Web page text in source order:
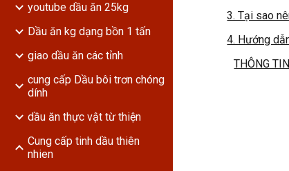
youtube dầu ăn 25kg
Dầu ăn kg dạng bồn 1 tấn
giao dầu ăn các tỉnh
cung cấp Dầu bôi trơn chóng
dính
dầu ăn thực vật từ thiện
Cung cấp tinh dầu thiên
nhien
3. Tại sao
4. Hướng
THÔNG